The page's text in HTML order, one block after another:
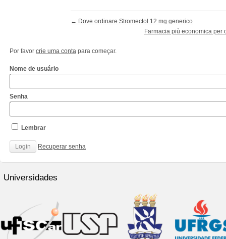
← Dove ordinare Stromectol 12 mg generico
Farmacia più economica
Por favor crie uma conta para começar.
Nome de usuário
Senha
Lembrar
Recuperar senha
of-
community-
pharmacists/
Universidades